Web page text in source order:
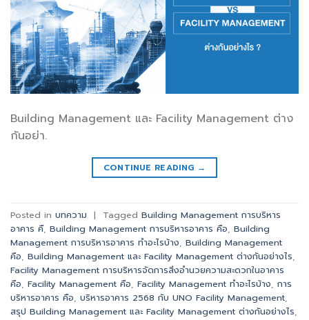
Building Management และ Facility Management ต่าง
กันอย่า.
CONTINUE READING →
Posted in บทความ | Tagged Building Management การบริหาร
อาคาร คื Building Management การบริหารอาคาร คือ Building
Management การบริหารอาคาร ทำอะไรบ้าง Building Management
คือ Building Management และ Facility Management ต่างกันอย่างไร
Facility Management การบริหารจัดการสิ่งอำนวยความสะดวกในอาคาร
คือ Facility Management คือ Facility Management ทำอะไรบ้าง การ
บริหารอาคาร คือ บริหารอาคาร 2568 กับ UNO Facility Management
สรุป Building Management และ Facility Management ต่างกันอย่างไร